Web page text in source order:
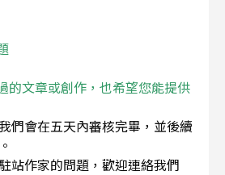
的文章或創作，也希望您能提供
們會在五天內審核完畢，並後續
站作家的問題，歡迎連絡我們